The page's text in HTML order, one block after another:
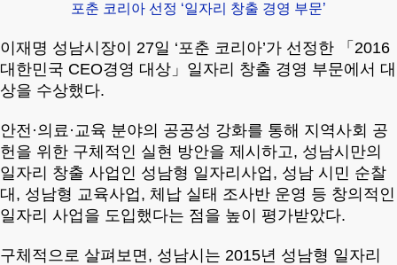
포춘 코리아 선정 ‘일자리 창출 경영 부문’
이재명 성남시장이 27일 ‘포춘 코리아’가 선정한 「2016
대한민국 CEO경영 대상」일자리 창출 경영 부문에서 대
상을 수상했다.
안전·의료·교육 분야의 공공성 강화를 통해 지역사회 공
헌을 위한 구체적인 실현 방안을 제시하고, 성남시만의
일자리 창출 사업인 성남형 일자리사업, 성남 시민 순찰
대, 성남형 교육사업, 체납 실태 조사반 운영 등 창의적인
일자리 사업을 도입했다는 점을 높이 평가받았다.
구체적으로 살펴보면, 성남시는 2015년 성남형 일자리